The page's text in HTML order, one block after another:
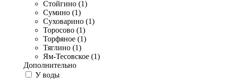
Стойгино (1)
Сумино (1)
Суховарино (1)
Торосово (1)
Торфяное (1)
Тяглино (1)
Ям-Тесовское (1)
Дополнительно
У воды